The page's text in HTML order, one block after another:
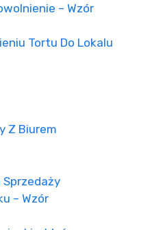
– Wzór
Tortu Do Lokalu
Z Biurem
– Wzór